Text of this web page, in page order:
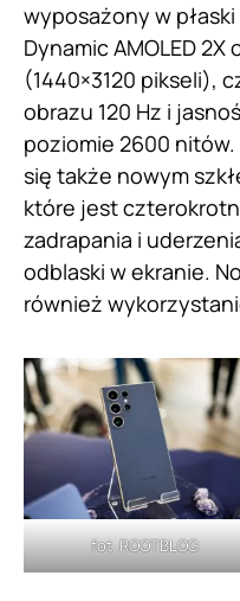
wyposażony w
Dynamic AMOLED
(1440×3120 pikseli),
obrazu 120 Hz i
poziomie 2600
się także nowym
które jest
zadrapania i
odblaski w ekranie.
również
fot. ROOTBLOG